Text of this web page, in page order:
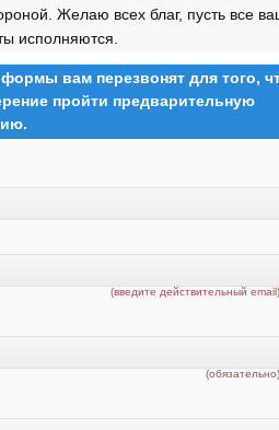
Желаю всех благ, пусть все
исполняются.
вам перезвонят для того,
пройти предварительную
(введите действительный